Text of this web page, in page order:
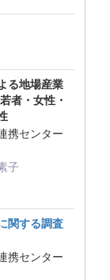
る地場産業
者・女性・
携センター
子
関する調査
携センター